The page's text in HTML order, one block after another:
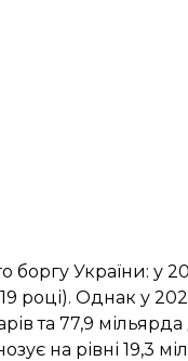
України: у
році). Однак у
та 77,9 мільярда
на рівні 19,3